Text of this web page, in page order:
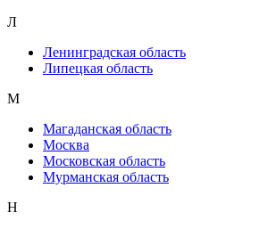
Л
Ленинградская область
Липецкая область
М
Магаданская область
Москва
Московская область
Мурманская область
Н